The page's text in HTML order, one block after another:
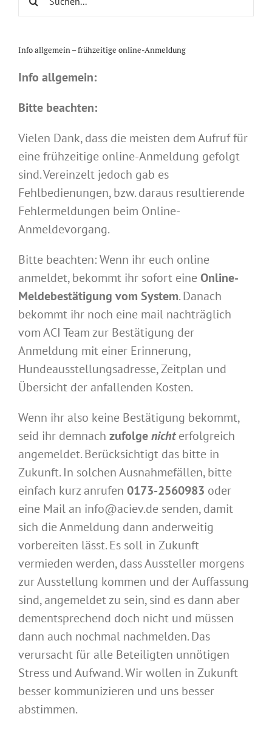
Info allgemein – frühzeitige online-Anmeldung
Info allgemein:
Bitte beachten:
Vielen Dank, dass die meisten dem Aufruf für
eine frühzeitige online-Anmeldung gefolgt
sind. Vereinzelt jedoch gab es
Fehlbedienungen, bzw. daraus resultierende
Fehlermeldungen beim Online-
Anmeldevorgang.
Bitte beachten: Wenn ihr euch online
anmeldet, bekommt ihr sofort eine Online-
Meldebestätigung vom System. Danach
bekommt ihr noch eine mail nachträglich
vom ACI Team zur Bestätigung der
Anmeldung mit einer Erinnerung,
Hundeausstellungsadresse, Zeitplan und
Übersicht der anfallenden Kosten.
Wenn ihr also keine Bestätigung bekommt,
seid ihr demnach zufolgenicht erfolgreich
angemeldet. Berücksichtigt das bitte in
Zukunft. In solchen Ausnahmefällen, bitte
einfach kurz anrufen 0173-2560983 oder
eine Mail an info@aciev.de senden, damit
sich die Anmeldung dann anderweitig
vorbereiten lässt. Es soll in Zukunft
vermieden werden, dass Aussteller morgens
zur Ausstellung kommen und der Auffassung
sind, angemeldet zu sein, sind es dann aber
dementsprechend doch nicht und müssen
dann auch nochmal nachmelden. Das
verursacht für alle Beteiligten unnötigen
Stress und Aufwand. Wir wollen in Zukunft
besser kommunizieren und uns besser
abstimmen.